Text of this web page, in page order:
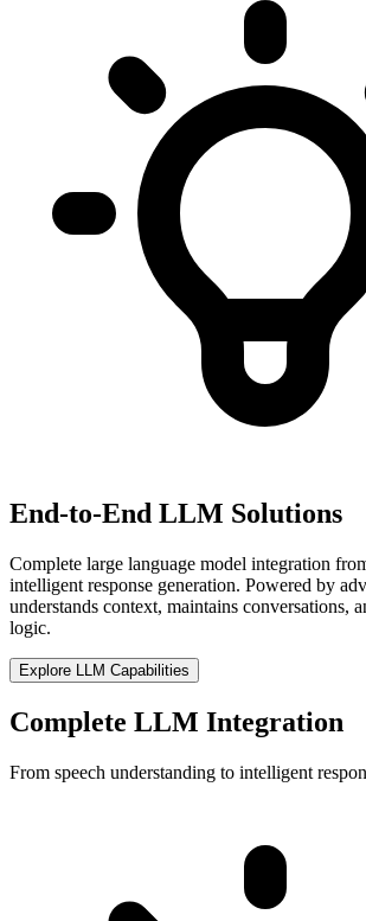
End-to-End LLM Solutions
Complete large language model integration
intelligent response generation. Powered by
understands context, maintains conversations,
logic.
Explore LLM Capabilities
Complete LLM Integration
From speech understanding to intelligent